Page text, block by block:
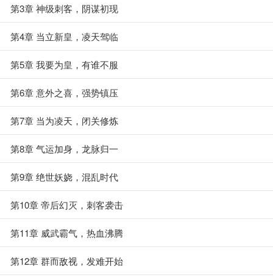
第3章 神级刺客，阴谋初现
第4章 当立新皇，凌天驾临
第5章 我要为皇，有谁不服
第6章 意外之喜，强势镇压
第7章 当为凌天，闭关修炼
第8章 气运加身，龙脉归一
第9章 绝世妖娆，混乱时代
第10章 帝后幻灭，刺客袭击
第11章 威武霸气，热血沸腾
第12章 群而敌视，发难开始